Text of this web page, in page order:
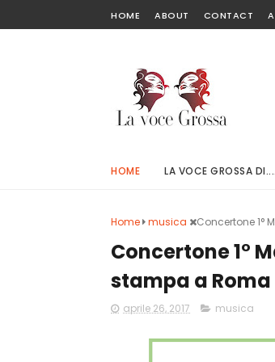
HOME ABOUT CONTACT
HOME LA VOCE GROSSA DI....
Home musica Concertone 1°
Concertone 1°
stampa a Roma
aprile 26, 2017 musica